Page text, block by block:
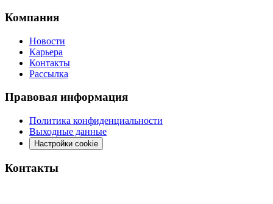
Компания
Новости
Карьера
Контакты
Рассылка
Правовая информация
Политика конфиденциальности
Выходные данные
Настройки cookie
Контакты